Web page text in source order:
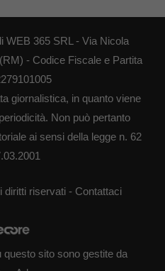
WEB 365 SRL - Via Nicola
- Codice Fiscale e Partita
giornalistica, in quanto viene
Non può pertanto
ai sensi della legge n. 62
diritti riservati - Contattaci
questo sito sono gestite da